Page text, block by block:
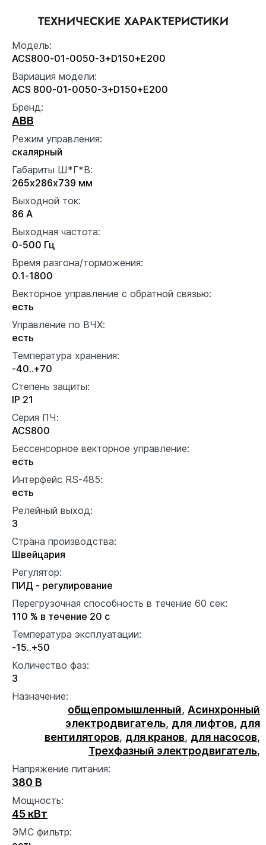
ТЕХНИЧЕСКИЕ ХАРАКТЕРИСТИКИ
Модель:
ACS800-01-0050-3+D150+E200
Вариация модели:
ACS 800-01-0050-3+D150+E200
Бренд:
ABB
Режим управления:
скалярный
Габариты Ш*Г*В:
265x286x739 мм
Выходной ток:
86 А
Выходная частота:
0-500 Гц
Время разгона/торможения:
0.1-1800
Векторное управление с обратной связью:
есть
Управление по ВЧХ:
есть
Температура хранения:
-40..+70
Степень защиты:
IP 21
Серия ПЧ:
ACS800
Бессенсорное векторное управление:
есть
Интерфейс RS-485:
есть
Релейный выход:
3
Страна производства:
Швейцария
Регулятор:
ПИД - регулирование
Перегрузочная способность в течение 60 сек:
110 % в течение 20 с
Температура эксплуатации:
-15..+50
Количество фаз:
3
Назначение:
общепромышленный, Асинхронный
электродвигатель, для лифтов, для
вентиляторов, для кранов, для насосов,
Трехфазный электродвигатель,
Напряжение питания:
380 В
Мощность:
45 кВт
ЭМС фильтр: